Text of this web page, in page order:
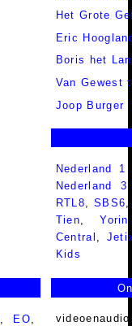
Het Grote
Eric
Boris het
Van Gewest
Joop Burger
Nederland
Nederland
RTL8,SBS6
Tien,Yorin
Central ,
Kids
EO